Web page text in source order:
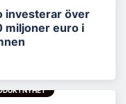
investerar över
miljoner euro i